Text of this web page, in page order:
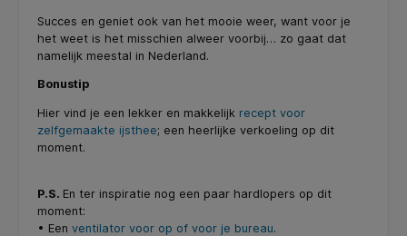
Succes en geniet ook van het mooie weer, want voor je
het weet is het misschien alweer voorbij… zo gaat dat
namelijk meestal in Nederland.
Bonustip
Hier vind je een lekker en makkelijk recept voor
zelfgemaakte ijsthee; een heerlijke verkoeling op dit
moment.
P.S. En ter inspiratie nog een paar hardlopers op dit
moment:
• Een ventilator voor op of voor je bureau.